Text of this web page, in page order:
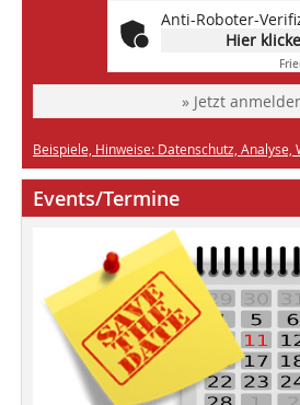
Anti-Roboter-
Hier
» Jetzt
Beispiele, Hinweise: Datenschutz, Analyse,
Events/Termine